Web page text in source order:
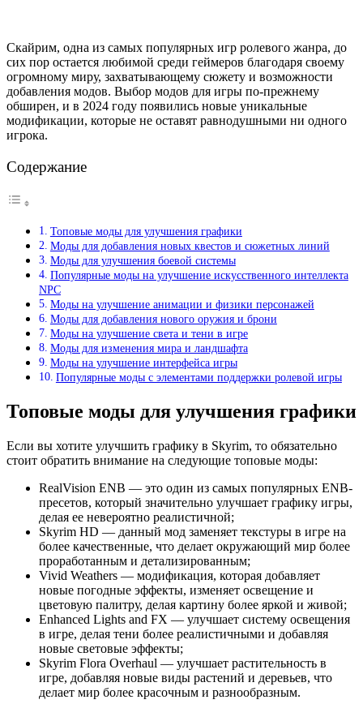
Скайрим, одна из самых популярных игр ролевого жанра, до
сих пор остается любимой среди геймеров благодаря своему
огромному миру, захватывающему сюжету и возможности
добавления модов. Выбор модов для игры по-прежнему
обширен, и в 2024 году появились новые уникальные
модификации, которые не оставят равнодушными ни одного
игрока.
Содержание
Топовые моды для улучшения графики
Моды для добавления новых квестов и сюжетных линий
Моды для улучшения боевой системы
Популярные моды на улучшение искусственного интеллекта
NPC
Моды на улучшение анимации и физики персонажей
Моды для добавления нового оружия и брони
Моды на улучшение света и тени в игре
Моды для изменения мира и ландшафта
Моды на улучшение интерфейса игры
Популярные моды с элементами поддержки ролевой игры
Топовые моды для улучшения графики
Если вы хотите улучшить графику в Skyrim, то обязательно
стоит обратить внимание на следующие топовые моды:
RealVision ENB — это один из самых популярных ENB-
пресетов, который значительно улучшает графику игры,
делая ее невероятно реалистичной;
Skyrim HD — данный мод заменяет текстуры в игре на
более качественные, что делает окружающий мир более
проработанным и детализированным;
Vivid Weathers — модификация, которая добавляет
новые погодные эффекты, изменяет освещение и
цветовую палитру, делая картину более яркой и живой;
Enhanced Lights and FX — улучшает систему освещения
в игре, делая тени более реалистичными и добавляя
новые световые эффекты;
Skyrim Flora Overhaul — улучшает растительность в
игре, добавляя новые виды растений и деревьев, что
делает мир более красочным и разнообразным.